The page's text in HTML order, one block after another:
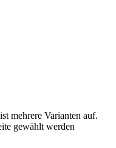
mehrere Varianten auf.
gewählt werden